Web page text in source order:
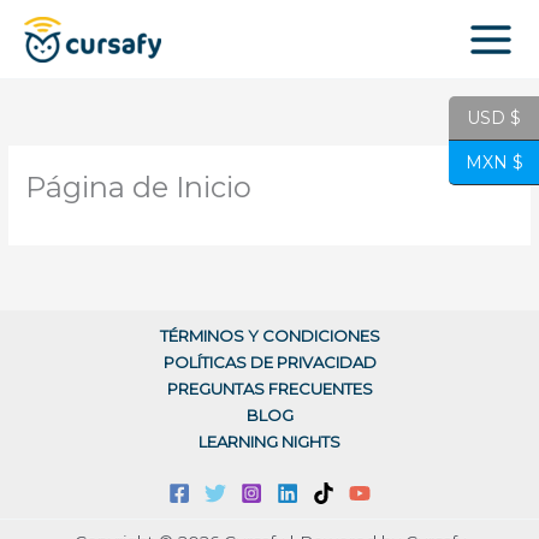
contenido
Página de Inicio
TÉRMINOS Y CONDICIONES
POLÍTICAS DE PRIVACIDAD
PREGUNTAS FRECUENTES
BLOG
LEARNING NIGHTS
USD $
MXN $